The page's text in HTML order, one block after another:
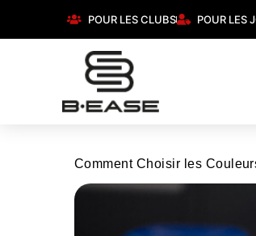
POUR LES CLUBS POUR LES
Comment Choisir les